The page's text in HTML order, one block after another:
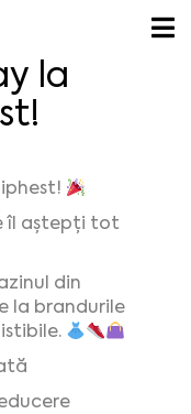
la
îl aștepți tot
din
la brandurile